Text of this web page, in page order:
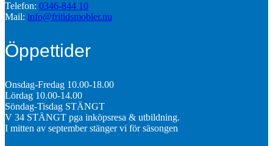
Telefon: 0346-844 10
Mail: info@fritidsmobler.nu
Öppettider
Onsdag-Fredag 10.00-18.00
Lördag 10.00-14.00
Söndag-Tisdag STÄNGT
V 34 STÄNGT pga inköpsresa & utbildning.
I mitten av september stänger vi för säsongen